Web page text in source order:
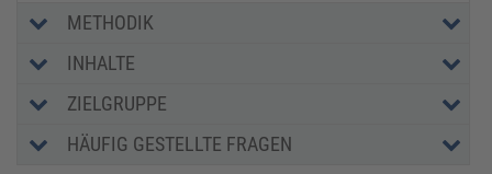
METHODIK
INHALTE
ZIELGRUPPE
HÄUFIG GESTELLTE FRAGEN